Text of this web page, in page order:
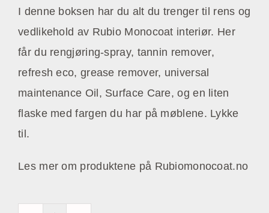
I denne boksen har du alt du trenger til rens og
vedlikehold av Rubio Monocoat interiør. Her
får du rengjøring-spray, tannin remover,
refresh eco, grease remover, universal
maintenance Oil, Surface Care, og en liten
flaske med fargen du har på møblene. Lykke
til.
Les mer om produktene på Rubiomonocoat.no